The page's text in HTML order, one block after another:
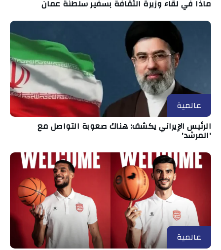
ماذا في لقاء وزيرة الثقافة بسفير سلطنة عمان
عالمية
الرئيس الإيراني يكشف: هناك صعوبة التواصل مع
'المرشد'
عالمية